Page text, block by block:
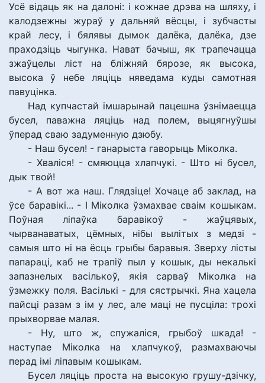
Усё відаць як на далоні: і кожнае дрэва на шляху, і
калодзежны жураў у дальняй вёсцы, і зубчасты
край лесу, і бялявы дымок далёка, далёка, дзе
праходзіць чыгунка. Нават бачыш, як трапечацца
зжаўцелы ліст на бліжняй бярозе, як высока,
высока ў небе ляціць няведама куды самотная
павуцінка.
Над купчастай імшарынай пацешна ўзнімаецца
бусел, паважна ляціць над полем, выцягнуўшы
ўперад сваю задуменную дзюбу.
- Наш бусел! - ганарыста гаворыць Міколка.
- Хваліся! - смяюцца хлапчукі. - Што ні бусел,
дык твой!
- А вот жа наш. Глядзіце! Хочаце аб заклад, на
ўсе баравікі... - І Міколка ўзмахвае сваім кошыкам.
Поўная ліпаўка баравікоў - жаўцявых,
чырванаватых, цёмных, нібы вылітых з медзі -
самыя што ні на ёсць грыбы баравыя. Зверху лісты
папараці, каб не трапіў пыл у кошык, ды некалькі
запазнелых васількоў, якія сарваў Міколка на
ўзмежку поля. Васількі - для сястрычкі. Яна хацела
пайсці разам з ім у лес, але маці не пусціла: трохі
прыхворвае малая.
- Ну, што ж, спужаліся, грыбоў шкада! -
наступае Міколка на хлапчукоў, размахваючы
перад імі ліпавым кошыкам.
Бусел ляціць проста на высокую грушу-дзічку,